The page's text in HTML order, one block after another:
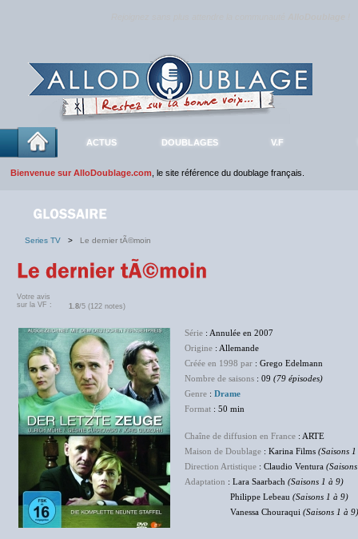
ACTUS DOUBLAGES V.F
Bienvenue sur AlloDoublage.com , le site référence du doublage français.
Series TV > Le dernier tÃ©moin
Votre avis
sur la VF :
1.8/5 (122 notes)
Série : Annulée en 2007
Origine : Allemande
Créée en 1998 par : Grego Edelmann
Nombre de saisons : 09 (79 épisodes)
Genre : Drame
Format : 50 min
Chaîne de diffusion en France : ARTE
Maison de Doublage : Karina Films (Saisons
Direction Artistique : Claudio Ventura
Adaptation : Lara Saarbach (Saisons 1 à 9)
Philippe Lebeau (Saisons 1 à 9)
Vanessa Chouraqui (Saisons 1 à 9)